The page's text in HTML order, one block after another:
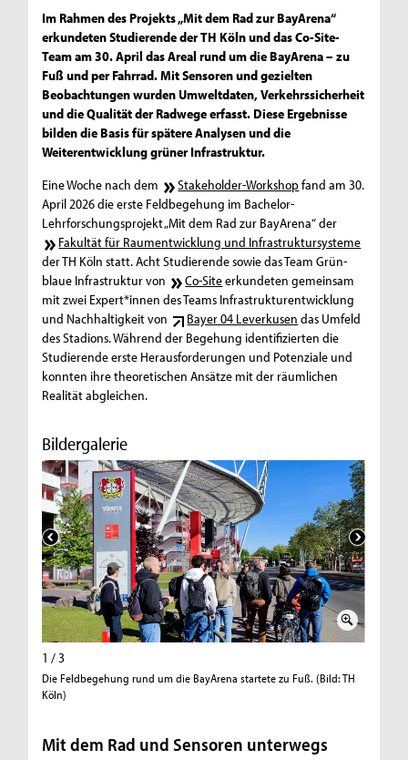
Im Rahmen des Projekts „Mit dem Rad zur BayArena“
erkundeten Studierende der TH Köln und das Co-Site-
Team am 30. April das Areal rund um die BayArena – zu
Fuß und per Fahrrad. Mit Sensoren und gezielten
Beobachtungen wurden Umweltdaten, Verkehrssicherheit
und die Qualität der Radwege erfasst. Diese Ergebnisse
bilden die Basis für spätere Analysen und die
Weiterentwicklung grüner Infrastruktur.
Eine Woche nach dem
Stakeholder-Workshopfand am 30.
April 2026 die erste Feldbegehung im Bachelor-
Lehrforschungsprojekt „Mit dem Rad zur BayArena“ der
Fakultät für Raumentwicklung und Infrastruktursysteme
der TH Köln statt. Acht Studierende sowie das Team Grün-
blaue Infrastruktur von
Co-Siteerkundeten gemeinsam
mit zwei Expert*innen des Teams Infrastrukturentwicklung
und Nachhaltigkeit von
Bayer 04 Leverkusen das Umfeld
des Stadions. Während der Begehung identifizierten die
Studierende erste Herausforderungen und Potenziale und
konnten ihre theoretischen Ansätze mit der räumlichen
Realität abgleichen.
Bildergalerie
1 / 3
Die Feldbegehung rund um die BayArena startete zu Fuß. (Bild: TH
Köln)
Mit dem Rad und Sensoren unterwegs